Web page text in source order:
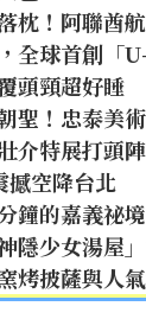
枕！阿聯酋
全球首創「
頭頸超好睡
聖！忠泰美
介特展打頭
撼空降台北
鐘的嘉義祕
隱少女湯屋
烤披薩與人